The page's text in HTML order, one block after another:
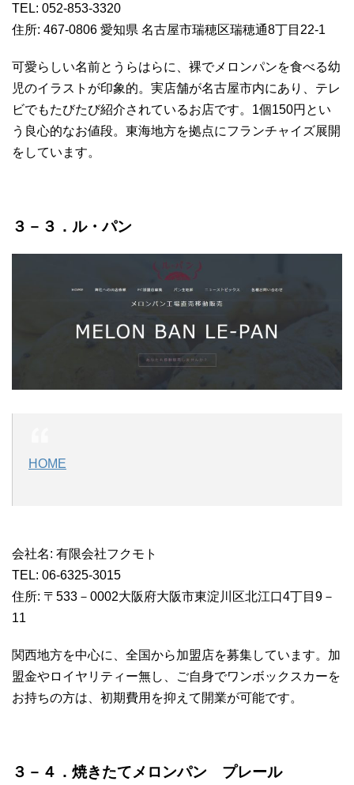
TEL: 052-853-3320
住所: 467-0806 愛知県 名古屋市瑞穂区瑞穂通8丁目22-1
可愛らしい名前とうらはらに、裸でメロンパンを食べる幼
児のイラストが印象的。実店舗が名古屋市内にあり、テレ
ビでもたびたび紹介されているお店です。1個150円とい
う良心的なお値段。東海地方を拠点にフランチャイズ展開
をしています。
３－３．ル・パン
HOME
会社名: 有限会社フクモト
TEL: 06-6325-3015
住所: 〒533－0002大阪府大阪市東淀川区北江口4丁目9－
11
関西地方を中心に、全国から加盟店を募集しています。加
盟金やロイヤリティー無し、ご自身でワンボックスカーを
お持ちの方は、初期費用を抑えて開業が可能です。
３－４．焼きたてメロンパン プレール